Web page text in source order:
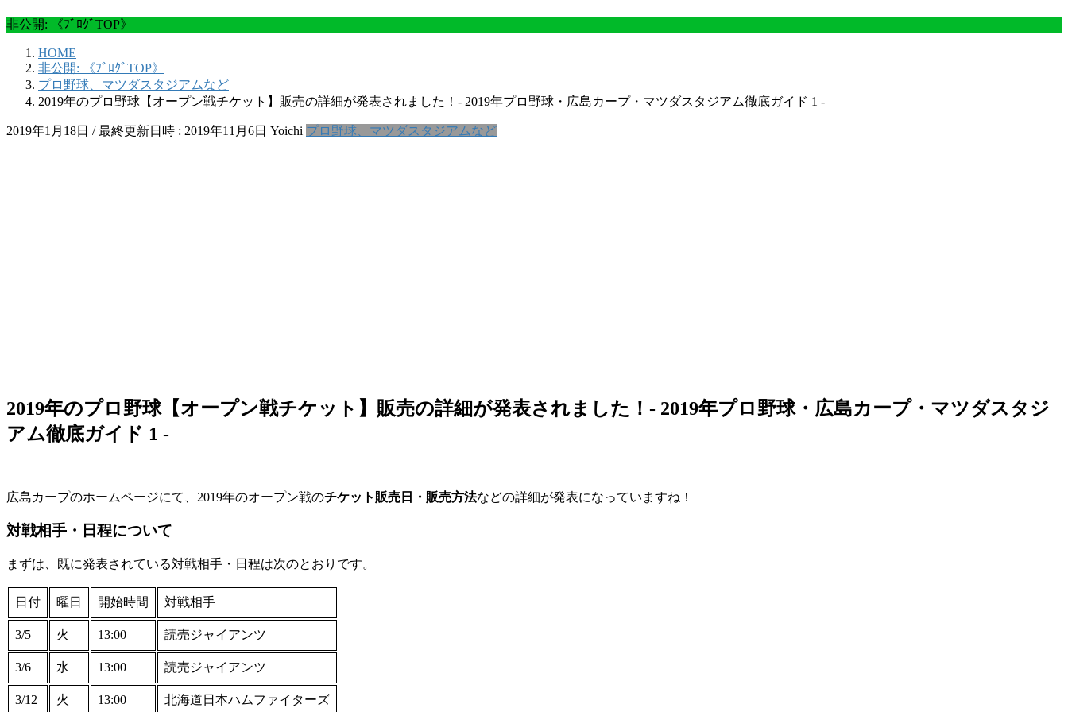
非公開: 《ﾌﾞﾛｸﾞTOP》
HOME
非公開: 《ﾌﾞﾛｸﾞTOP》
プロ野球、マツダスタジアムなど
2019年のプロ野球【オープン戦チケット】販売の詳細が発表されました！‐ 2019年プロ野球・広島カープ・マツダスタジアム徹底ガイド 1 ‐
2019年1月18日 / 最終更新日時 : 2019年11月6日 Yoichi プロ野球、マツダスタジアムなど
2019年のプロ野球【オープン戦チケット】販売の詳細が発表されました！‐ 2019年プロ野球・広島カープ・マツダスタジ
アム徹底ガイド 1 ‐
広島カープのホームページにて、2019年のオープン戦のチケット販売日・販売方法などの詳細が発表になっていますね！
対戦相手・日程について
まずは、既に発表されている対戦相手・日程は次のとおりです。
日付 曜日 開始時間 対戦相手
3/5 火 13:00 読売ジャイアンツ
3/6 水 13:00 読売ジャイアンツ
3/12 火 13:00 北海道日本ハムファイターズ